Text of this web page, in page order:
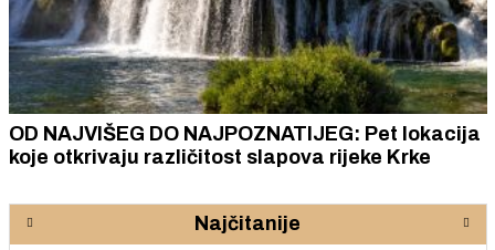
OD NAJVIŠEG DO NAJPOZNATIJEG: Pet lokacija
koje otkrivaju različitost slapova rijeke Krke
Najčitanije